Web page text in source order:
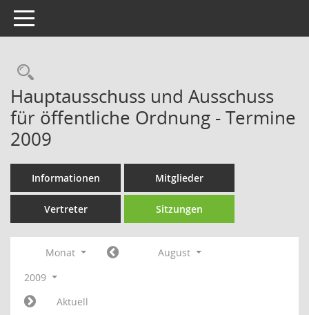
Toggle navigation
Rechercheauswahl
Hauptausschuss und Ausschuss
für öffentliche Ordnung - Termine
2009
Informationen Mitglieder
Vertreter Sitzungen
Monat
August
2009
Aktuell